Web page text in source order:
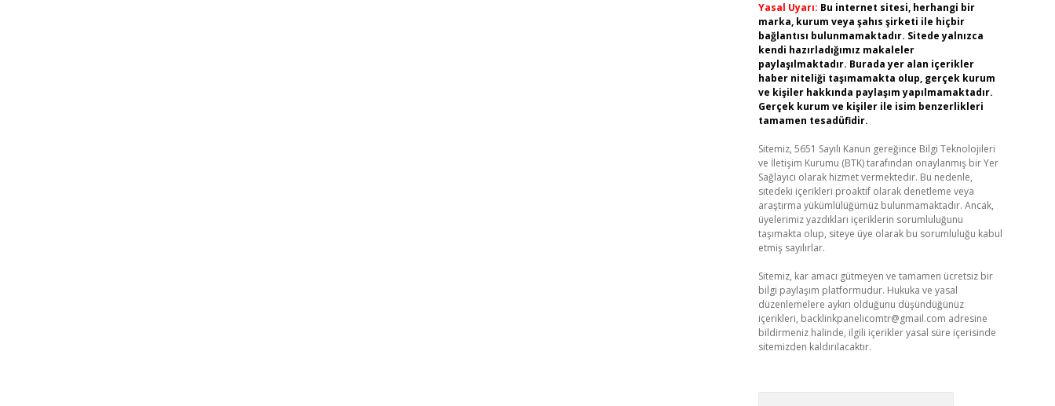
Yasal Uyarı: Bu internet sitesi, herhangi bir
marka, kurum veya şahıs şirketi ile hiçbir
bağlantısı bulunmamaktadır. Sitede yalnızca
kendi hazırladığımız makaleler
paylaşılmaktadır. Burada yer alan içerikler
haber niteliği taşımamakta olup, gerçek kurum
ve kişiler hakkında paylaşım yapılmamaktadır.
Gerçek kurum ve kişiler ile isim benzerlikleri
tamamen tesadüfidir.
Sitemiz, 5651 Sayılı Kanun gereğince Bilgi Teknolojileri
ve İletişim Kurumu (BTK) tarafından onaylanmış bir Yer
Sağlayıcı olarak hizmet vermektedir. Bu nedenle,
sitedeki içerikleri proaktif olarak denetleme veya
araştırma yükümlülüğümüz bulunmamaktadır. Ancak,
üyelerimiz yazdıkları içeriklerin sorumluluğunu
taşımakta olup, siteye üye olarak bu sorumluluğu kabul
etmiş sayılırlar.
Sitemiz, kar amacı gütmeyen ve tamamen ücretsiz bir
bilgi paylaşım platformudur. Hukuka ve yasal
düzenlemelere aykırı olduğunu düşündüğünüz
içerikleri, backlinkpanelicomtr@gmail.com adresine
bildirmeniz halinde, ilgili içerikler yasal süre içerisinde
sitemizden kaldırılacaktır.